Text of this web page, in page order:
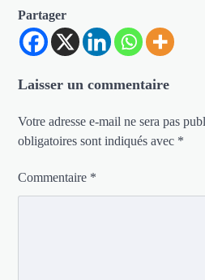
Partager
Laisser un commentaire
Votre adresse e-mail ne sera pas
obligatoires sont indiqués avec *
Commentaire *